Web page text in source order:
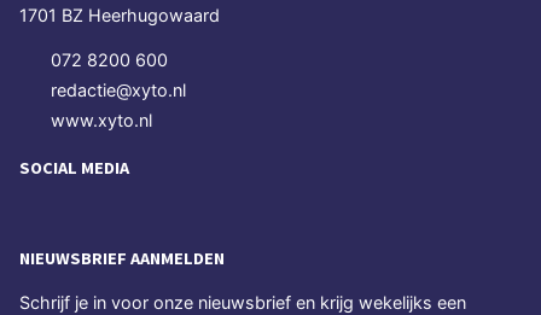
1701 BZ Heerhugowaard
072 8200 600
redactie@xyto.nl
www.xyto.nl
SOCIAL MEDIA
NIEUWSBRIEF AANMELDEN
Schrijf je in voor onze nieuwsbrief en krijg wekelijks een